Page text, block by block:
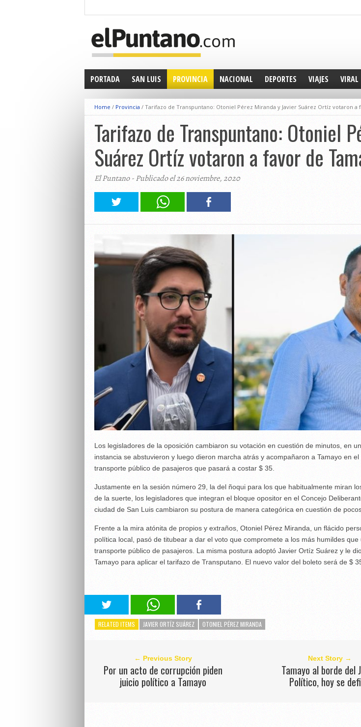
PORTADA SAN LUIS PROVINCIA NACIONAL DEPORTES VIAJES VIRAL
Home / Provincia / Tarifazo de Transpuntano: Otoniel Pérez Miranda y Javier Suárez Ortíz votaron a
Tarifazo de Transpuntano: Otoniel
Suárez Ortíz votaron a favor de
El Puntano - Publicado el 26 noviembre, 2020
Los legisladores de la oposición cambiaron su votación en cuestión de minutos, en
instancia se abstuvieron y luego dieron marcha atrás y acompañaron a Tamayo en
transporte público de pasajeros que pasará a costar $ 35.
Justamente en la sesión número 29, la del ñoqui para los que habitualmente miran
de la suerte, los legisladores que integran el bloque opositor en el Concejo
ciudad de San Luis cambiaron su postura de manera categórica en cuestión de
Frente a la mira atónita de propios y extraños, Otoniel Pérez Miranda, un flácido
política local, pasó de titubear a dar el voto que compromete a los más humildes que
transporte público de pasajeros. La misma postura adoptó Javier Ortíz Suárez y le
Tamayo para aplicar el tarifazo de Transputano. El nuevo valor del boleto será de $
RELATED ITEMS JAVIER ORTÍZ SUÁREZ OTONIEL PÉREZ MIRANDA
← Previous Story
Por un acto de corrupción piden
juicio político a Tamayo
Next Story →
Tamayo al borde del
Político, hoy se